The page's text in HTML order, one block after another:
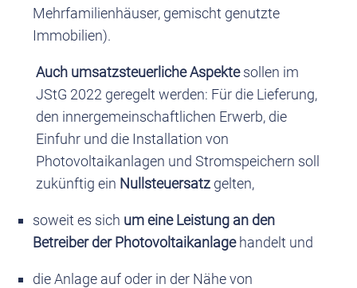
Mehrfamilienhäuser, gemischt genutzte
Immobilien).
Auch umsatzsteuerliche Aspektesollen im
JStG 2022 geregelt werden: Für die Lieferung,
den innergemeinschaftlichen Erwerb, die
Einfuhr und die Installation von
Photovoltaikanlagen und Stromspeichern soll
zukünftig ein Nullsteuersatz gelten,
soweit es sich um eine Leistung an den
Betreiber der Photovoltaikanlagehandelt und
die Anlage auf oder in der Nähe von